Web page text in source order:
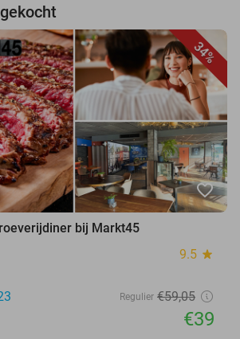
34%
favorite_border
bij Markt45
9.5 star
Regulier €59,05
€39